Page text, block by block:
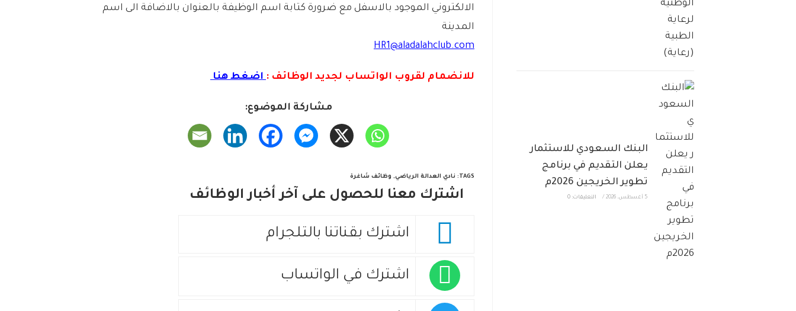
الالكتروني الموجود بالاسفل مع ضرورة كتابة اسم الوظيفة بالعنوان بالاضافة الى اسم
المدينة
HR1@aladalahclub.com
للانضمام لقروب الواتساب لجديد الوظائف :اضغط هنا
مشاركة الموضوع:
TAGS
: نادي العدالة الرياضي, وظائف شاغرة
اشترك معنا للحصول على آخر أخبار الوظائف
اشترك بقناتنا بالتلجرام
اشترك في الواتساب
البنك السعودي للاستثمار
يعلن التقديم في برنامج
تطوير الخريجين 2026م
5 أغسطس، 2026 / التعليقات: 0